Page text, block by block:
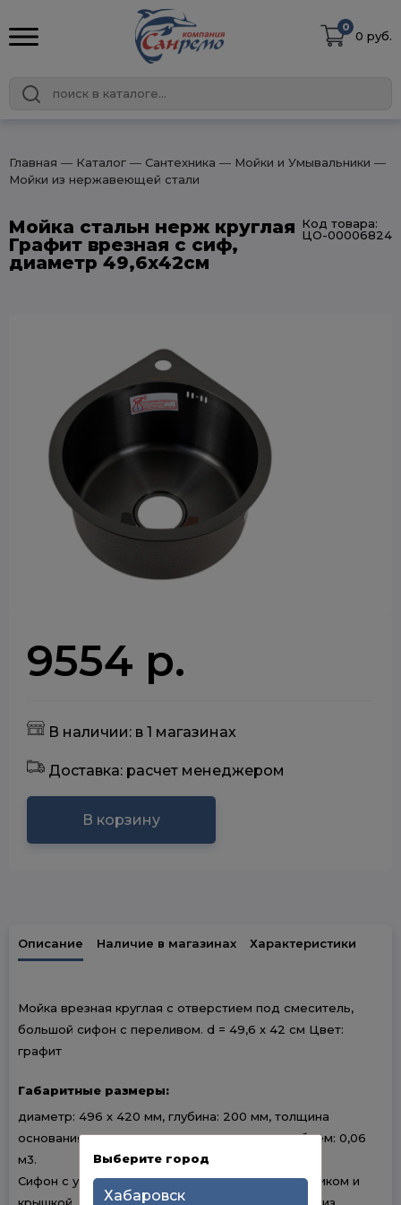
0
0 руб.
Главная ― Каталог ― Сантехника ― Мойки и Умывальники ―
Мойки из нержавеющей стали
Мойка стальн нерж круглая
Графит врезная с сиф,
диаметр 49,6х42см
Код товара:
ЦО-00006824
9554 р.
В наличии: в 1 магазинах
Доставка: расчет менеджером
В корзину
Описание Наличие в магазинах Характеристики
Мойка врезная круглая с отверстием под смеситель,
большой сифон с переливом. d = 49,6 х 42 см Цвет:
графит
Габаритные размеры:
диаметр: 496 х 420 мм, глубина: 200 мм, толщина
основания: 3,0 мм, чаша: 0,8 мм. вес: 4,17 кг, объём: 0,06
м3.
Сифон с углубленной горловиной, мусоросборником и
Выберите город
Хабаровск